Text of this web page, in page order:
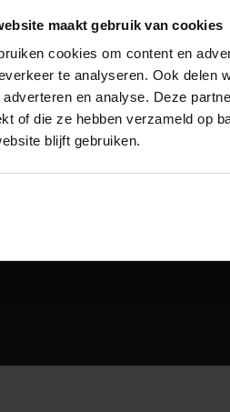
maakt gebruik van cookies
cookies om content en
te analyseren. Ook delen
adverteren en analyse. Deze
of die ze hebben verzameld op
blijft gebruiken.
makelaarskantoor
in het vak en
in Haarlem
Taxatie